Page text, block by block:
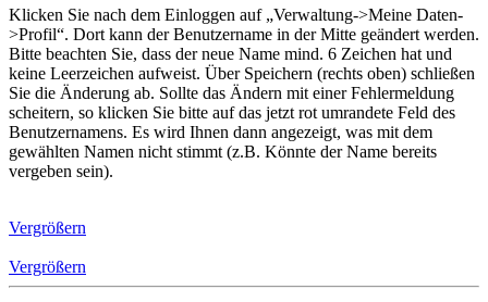
Klicken Sie nach dem Einloggen auf „Verwaltung->Meine Daten-
>Profil“. Dort kann der Benutzername in der Mitte geändert werden.
Bitte beachten Sie, dass der neue Name mind. 6 Zeichen hat und
keine Leerzeichen aufweist. Über Speichern (rechts oben) schließen
Sie die Änderung ab. Sollte das Ändern mit einer Fehlermeldung
scheitern, so klicken Sie bitte auf das jetzt rot umrandete Feld des
Benutzernamens. Es wird Ihnen dann angezeigt, was mit dem
gewählten Namen nicht stimmt (z.B. Könnte der Name bereits
vergeben sein).
Vergrößern
Vergrößern